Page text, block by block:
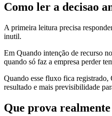
Como ler a decisao
A primeira leitura precisa
inutil.
Em Quando intenção de recurso
quando só faz a empresa perder
Quando esse fluxo fica registrado,
resultado e mais previsibilidade
Que prova realmente